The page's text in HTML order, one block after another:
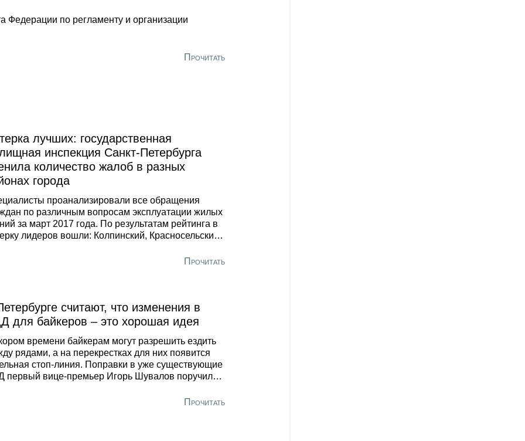
Федерации по регламенту и организации
Прочитать
лучших: государственная
инспекция Санкт-Петербурга
количество жалоб в разных
города
проанализировали все обращения
по различным вопросам эксплуатации жилых
за март 2017 года. По результатам рейтинга в
лидеров вошли: Колпинский, Красносельский,
районов рассчитывался, исходя из суммы
фонда каждого из районов Санкт-
Всего в Инспекцию поступило 3475
Прочитать
считают, что изменения в
для байкеров – это хорошая идея
времени байкерам могут разрешить ездить
рядами, а на перекрестках для них появится
стоп-линия. Поправки в уже существующие
первый вице-премьер Игорь Шувалов поручил
Прочитать